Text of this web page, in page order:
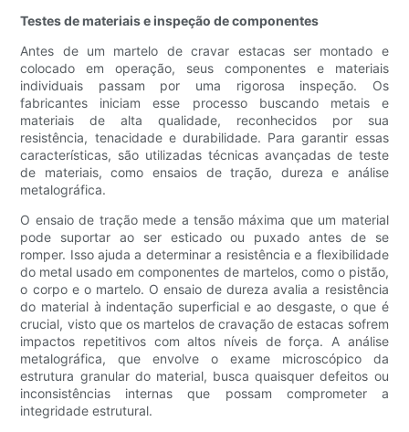
Testes de materiais e inspeção de componentes
Antes de um martelo de cravar estacas ser montado e
colocado em operação, seus componentes e materiais
individuais passam por uma rigorosa inspeção. Os
fabricantes iniciam esse processo buscando metais e
materiais de alta qualidade, reconhecidos por sua
resistência, tenacidade e durabilidade. Para garantir essas
características, são utilizadas técnicas avançadas de teste
de materiais, como ensaios de tração, dureza e análise
metalográfica.
O ensaio de tração mede a tensão máxima que um material
pode suportar ao ser esticado ou puxado antes de se
romper. Isso ajuda a determinar a resistência e a flexibilidade
do metal usado em componentes de martelos, como o pistão,
o corpo e o martelo. O ensaio de dureza avalia a resistência
do material à indentação superficial e ao desgaste, o que é
crucial, visto que os martelos de cravação de estacas sofrem
impactos repetitivos com altos níveis de força. A análise
metalográfica, que envolve o exame microscópico da
estrutura granular do material, busca quaisquer defeitos ou
inconsistências internas que possam comprometer a
integridade estrutural.